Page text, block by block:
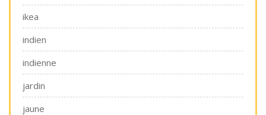
ikea
indien
indienne
jardin
jaune